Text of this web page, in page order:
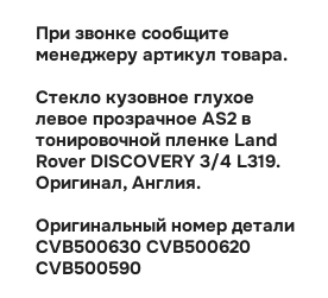
При звонке сообщите
менеджеру артикул товара.
Стекло кузовное глухое
левое прозрачное AS2
тонировочной пленке Land
Rover DISCOVERY 3/4 L319.
Оригинал, Англия.
Оригинальный номер детали
CVB500630 CVB500620
CVB500590